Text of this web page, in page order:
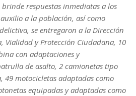
respuestas inmediatas a los
a la población, así como
se entregaron a la Dirección
Vialidad y Protección Ciudadana, 10
con adaptaciones y
de asalto, 2 camionetas tipo
49 motocicletas adaptadas como
equipadas y adaptadas como